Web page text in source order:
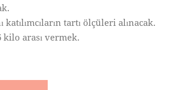
katılımcıların tartı ölçüleri alınacak.
arası vermek.